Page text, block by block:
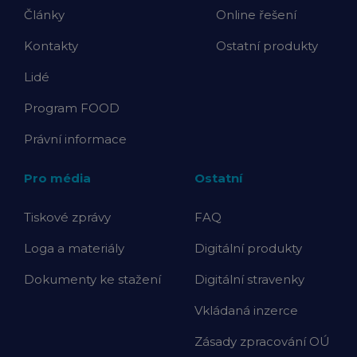
Články
Kontakty
Lidé
Program FOOD
Právní informace
Online řešení
Ostatní produkty
Pro média
Tiskové zprávy
Loga a materiály
Dokumenty ke stažení
Ostatní
FAQ
Digitální produkty
Digitální stravenky
Vkládaná inzerce
Zásady zpracování OÚ